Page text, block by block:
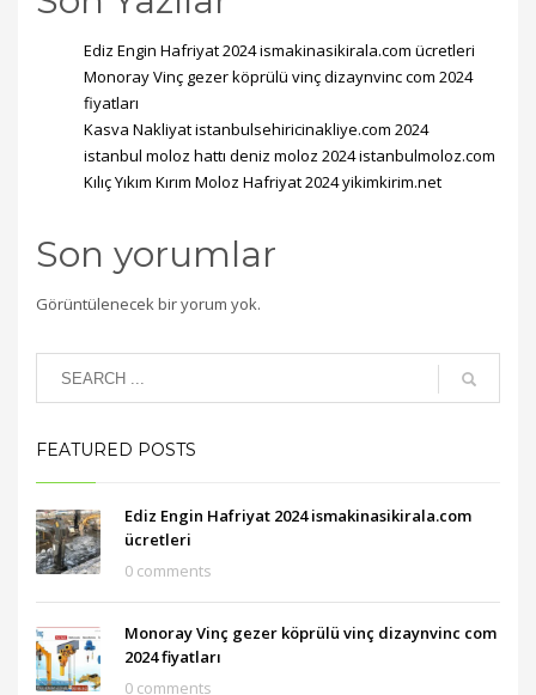
Ediz Engin Hafriyat 2024 ismakinasikirala.com ücretleri
Monoray Vinç gezer köprülü vinç dizaynvinc com 2024
fiyatları
Kasva Nakliyat istanbulsehiricinakliye.com 2024
istanbul moloz hattı deniz moloz 2024 istanbulmoloz.com
Kılıç Yıkım Kırım Moloz Hafriyat 2024 yikimkirim.net
Son yorumlar
Görüntülenecek bir yorum yok.
FEATURED POSTS
Ediz Engin Hafriyat 2024 ismakinasikirala.com
ücretleri
0 comments
Monoray Vinç gezer köprülü vinç dizaynvinc com
2024 fiyatları
0 comments